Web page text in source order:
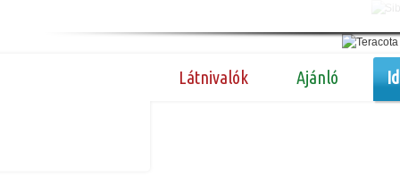
Látnivalók Ajánló